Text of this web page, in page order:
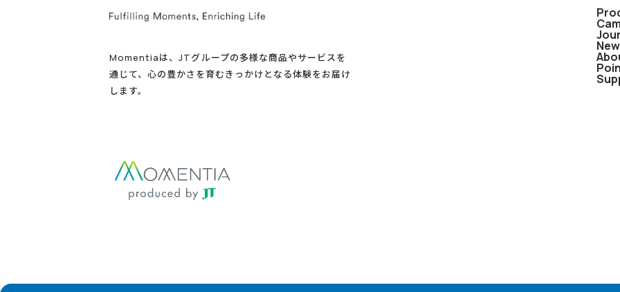
Momentiaは、JTグループの多様な商品やサービスを
通じて、心の豊かさを育むきっかけとなる体験をお届け
します。